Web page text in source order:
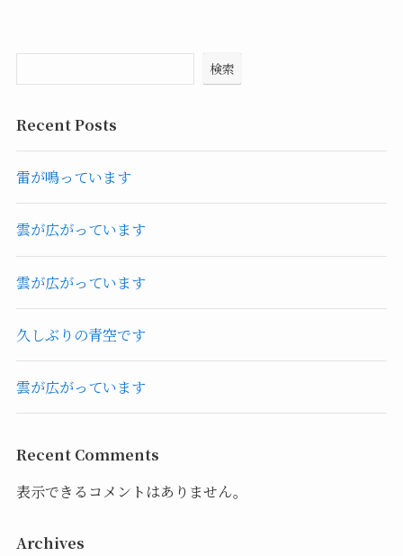
検索
Recent Posts
雷が鳴っています
雲が広がっています
雲が広がっています
久しぶりの青空です
雲が広がっています
Recent Comments
表示できるコメントはありません。
Archives